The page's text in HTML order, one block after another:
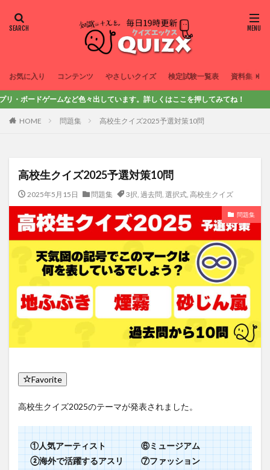
お気に入り コンテンツ やさしいクイズ 検定試験一覧表 資料集
色々出しています。詳しくはここを押してみてね！
HOME 問題集 高校生クイズ2025予選対策10問
高校生クイズ2025予選対策10問
2025年5月15日 問題集 3択, 過去問, 選択式, 高校生クイズ
問題集
Favorite
高校生クイズ2025のテーマが発表されました。
①人気アーティスト
②海外で活躍するアスリ
⑥ミュージアム
⑦ファッション